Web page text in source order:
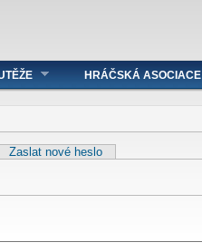
HRÁČSKÁ ASOCIACE
Zaslat nové heslo